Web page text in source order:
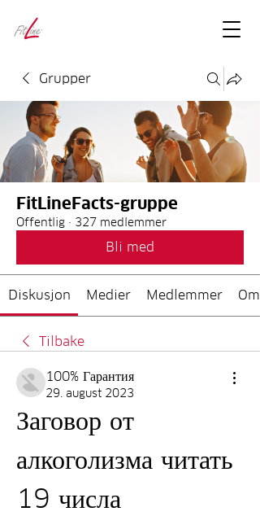
Grupper
FitLineFacts-gruppe
Offentlig · 327 medlemmer
Bli med
Diskusjon Medier Medlemmer Om
Tilbake
100% Гарантия
29. august 2023
Заговор от
алкоголизма читать
19 числа